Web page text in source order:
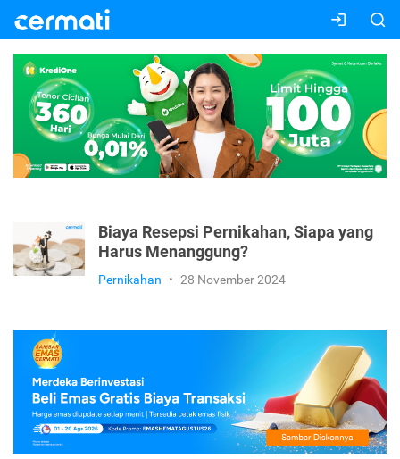
Biaya Resepsi Pernikahan, Siapa yang
Harus Menanggung?
Pernikahan • 28 November 2024